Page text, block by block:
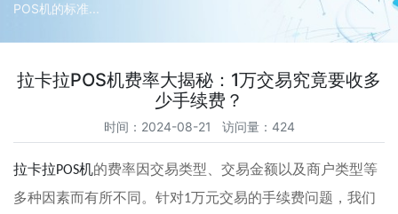
POS机的标准...
拉卡拉POS机费率大揭秘：1万交易究竟要收多
少手续费？
时间：2024-08-21 访问量：424
拉卡拉POS机的费率因交易类型、交易金额以及商户类型等
多种因素而有所不同。针对1万元交易的手续费问题，我们